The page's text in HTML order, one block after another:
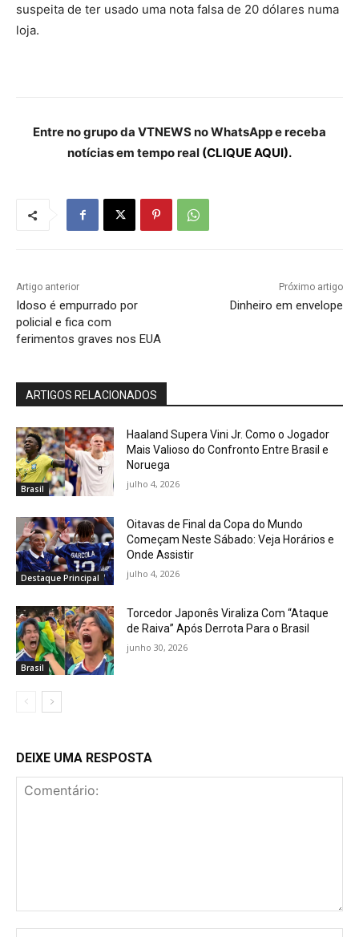
suspeita de ter usado uma nota falsa de 20 dólares numa
loja.
Entre no grupo da VTNEWS no WhatsApp e receba
notícias em tempo real (CLIQUE AQUI).
Artigo anterior
Idoso é empurrado por
policial e fica com
ferimentos graves nos EUA
Próximo artigo
Dinheiro em envelope
ARTIGOS RELACIONADOS
Brasil
Haaland Supera Vini Jr. Como o Jogador
Mais Valioso do Confronto Entre Brasil e
Noruega
julho 4, 2026
Destaque Principal
Oitavas de Final da Copa do Mundo
Começam Neste Sábado: Veja Horários e
Onde Assistir
julho 4, 2026
Brasil
Torcedor Japonês Viraliza Com “Ataque
de Raiva” Após Derrota Para o Brasil
junho 30, 2026
DEIXE UMA RESPOSTA